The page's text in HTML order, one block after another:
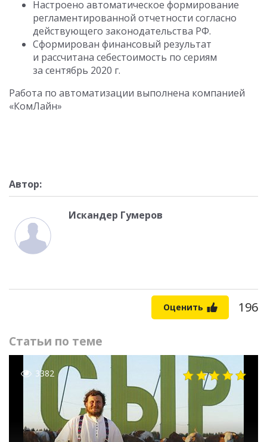
Настроено автоматическое формирование
регламентированной отчетности согласно
действующего законодательства РФ.
Сформирован финансовый результат
и рассчитана себестоимость по сериям
за сентябрь 2020 г.
Работа по автоматизации выполнена компанией
«КомЛайн»
Автор:
Искандер Гумеров
Оценить 196
Статьи по теме
3382